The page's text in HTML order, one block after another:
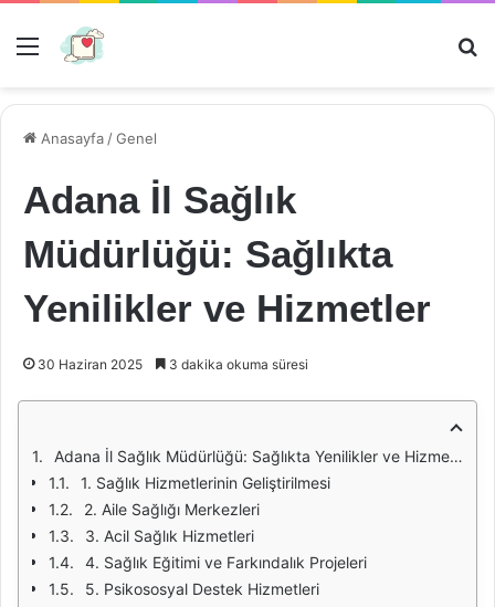
Menü
Anasayfa /Genel
Adana İl Sağlık
Müdürlüğü: Sağlıkta
Yenilikler ve Hizmetler
30 Haziran 2025 3 dakika okuma süresi
Adana İl Sağlık Müdürlüğü: Sağlıkta Yenilikler ve Hizmetler
1. Sağlık Hizmetlerinin Geliştirilmesi
2. Aile Sağlığı Merkezleri
3. Acil Sağlık Hizmetleri
4. Sağlık Eğitimi ve Farkındalık Projeleri
5. Psikososyal Destek Hizmetleri